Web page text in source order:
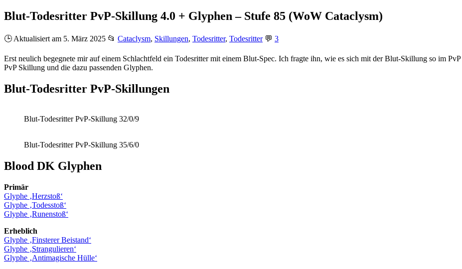
Blut-Todesritter PvP-Skillung 4.0 + Glyphen – Stufe 85 (WoW Cataclysm)
🕒 Aktualisiert am 5. März 2025 📂 Cataclysm, Skillungen, Todesritter, Todesritter 💬 3
Erst neulich begegnete mir auf einem Schlachtfeld ein Todesritter mit einem Blut-Spec. Ich fragte ihn, wie es sich mit der Blut-Skillung so im
PvP Skillung und die dazu passenden Glyphen.
Blut-Todesritter PvP-Skillungen
Blut-Todesritter PvP-Skillung 32/0/9
Blut-Todesritter PvP-Skillung 35/6/0
Blood DK Glyphen
Primär
Glyphe ‚Herzstoß‘
Glyphe ‚Todesstoß‘
Glyphe ‚Runenstoß‘
Erheblich
Glyphe ‚Finsterer Beistand‘
Glyphe ‚Strangulieren‘
Glyphe ‚Antimagische Hülle‘